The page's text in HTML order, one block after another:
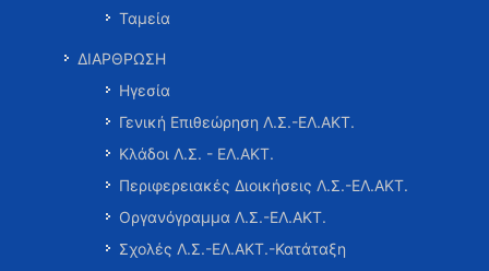
Ταμεία
ΔΙΑΡΘΡΩΣΗ
Ηγεσία
Γενική Επιθεώρηση Λ.Σ.-ΕΛ.ΑΚΤ.
Κλάδοι Λ.Σ. - ΕΛ.ΑΚΤ.
Περιφερειακές Διοικήσεις Λ.Σ.-ΕΛ.ΑΚΤ.
Οργανόγραμμα Λ.Σ.-ΕΛ.ΑΚΤ.
Σχολές Λ.Σ.-ΕΛ.ΑΚΤ.-Κατάταξη